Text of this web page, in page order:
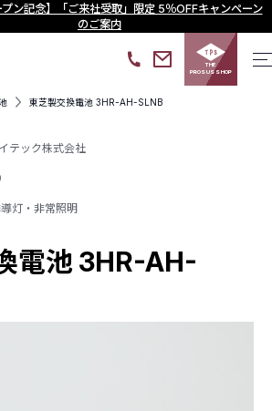
プン記念】「ご来社受取」限定 5％OFFキャンペーン
のご案内
THE
PROSUS SHOP
東芝製交換電池 3HR-AH-SLNB
テック株式会社
灯・非常照明
電池 3HR-AH-